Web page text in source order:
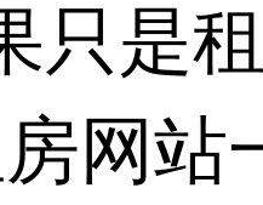
只是
网站